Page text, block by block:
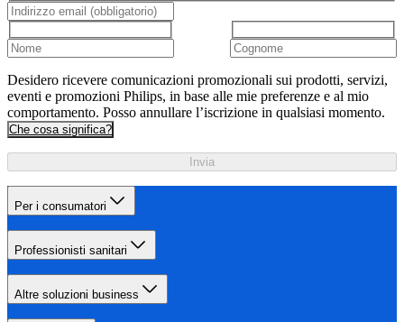
Desidero ricevere comunicazioni promozionali sui prodotti, servizi,
eventi e promozioni Philips, in base alle mie preferenze e al mio
comportamento. Posso annullare l’iscrizione in qualsiasi momento.
Che cosa significa?
Invia
Per i consumatori
Professionisti sanitari
Altre soluzioni business